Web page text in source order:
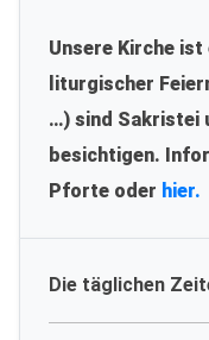
Unsere Kirche ist
liturgischer
…) sind Sakristei
besichtigen.
Pforte oder hier.
Die täglichen